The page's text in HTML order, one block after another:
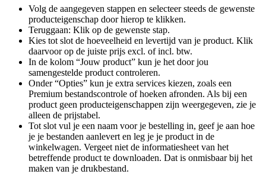
Volg de aangegeven stappen en selecteer steeds de gewenste
producteigenschap door hierop te klikken.
Teruggaan: Klik op de gewenste stap.
Kies tot slot de hoeveelheid en levertijd van je product. Klik
daarvoor op de juiste prijs excl. of incl. btw.
In de kolom “Jouw product” kun je het door jou
samengestelde product controleren.
Onder “Opties” kun je extra services kiezen, zoals een
Premium bestandscontrole of hoeken afronden. Als bij een
product geen producteigenschappen zijn weergegeven, zie je
alleen de prijstabel.
Tot slot vul je een naam voor je bestelling in, geef je aan hoe
je je bestanden aanlevert en leg je je product in de
winkelwagen. Vergeet niet de informatiesheet van het
betreffende product te downloaden. Dat is onmisbaar bij het
maken van je drukbestand.